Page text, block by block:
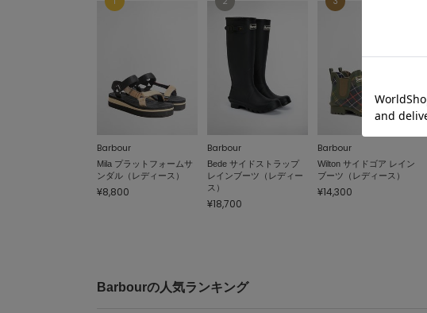
Barbour
Mila プラットフォームサ
ンダル（レディース）
¥8,800
Barbour
Bede サイドストラップ
レインブーツ（レディー
ス）
¥18,700
Barbour
Wilton サイドゴア レイン
ブーツ（レディース）
¥14,300
Barbourの人気ランキング